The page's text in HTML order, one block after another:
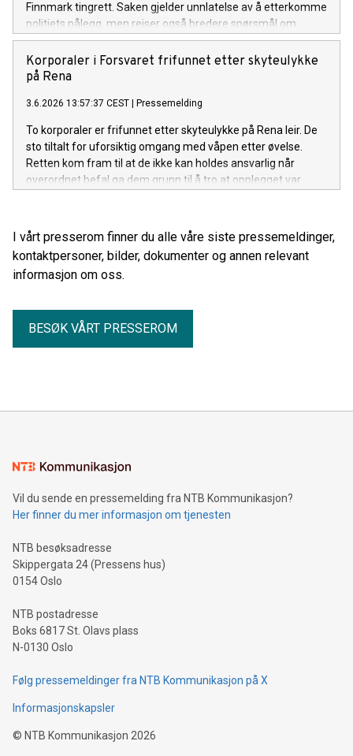
Finnmark tingrett. Saken gjelder unnlatelse av å etterkomme
politiets pålegg, men reiser også bredere spørsmål om
rettsvern for urfolk og natur, sier advokat Olaf Halvorsen
Rønning i Elden Advokatfirma.
Korporaler i Forsvaret frifunnet etter skyteulykke
på Rena
3.6.2026 13:57:37 CEST Pressemelding
To korporaler er frifunnet etter skyteulykke på Rena leir. De
sto tiltalt for uforsiktig omgang med våpen etter øvelse.
Retten kom fram til at de ikke kan holdes ansvarlig når
overordnet befal ga dem grunn til å tro at opplegget var
I vårt presserom finner du alle våre siste pressemeldinger,
kontaktpersoner, bilder, dokumenter og annen relevant
informasjon om oss.
BESØK VÅRT PRESSEROM
Vil du sende en pressemelding fra NTB Kommunikasjon?
Her finner du mer informasjon om tjenesten
NTB besøksadresse
Skippergata 24 (Pressens hus)
0154 Oslo
NTB postadresse
Boks 6817 St. Olavs plass
N-0130 Oslo
Følg pressemeldinger fra NTB Kommunikasjon på X
Informasjonskapsler
© NTB Kommunikasjon 2026